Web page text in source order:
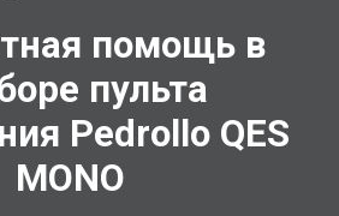
помощь в
пульта
Pedrollo QES
MONO